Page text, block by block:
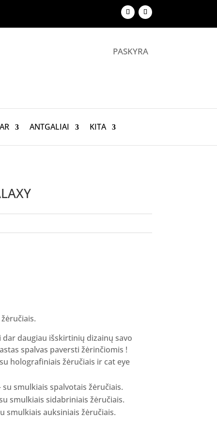
PASKYRA
ANTGALIAI KITA
žėručiais.
daugiau išskirtinių dizainų savo
spalvas paversti žėrinčiomis !
su holografiniais žėručiais ir cat eye
su smulkiais spalvotais žėručiais.
su smulkiais sidabriniais žėručiais.
smulkiais auksiniais žėručiais.